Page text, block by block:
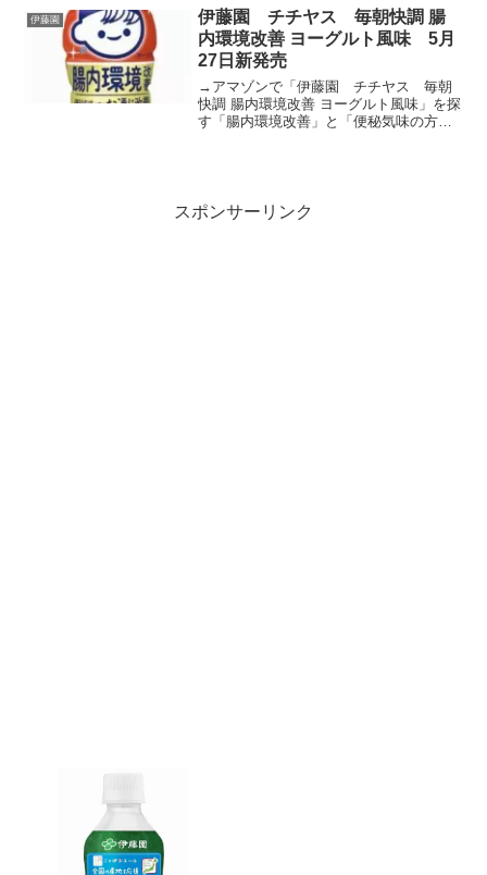
キャップを開けて振ることで、手軽に作
りたての味わいをお楽しみ...
伊藤園
伊藤園 チチヤス 毎朝快調 腸
内環境改善 ヨーグルト風味 5月
27日新発売
→アマゾンで「伊藤園 チチヤス 毎朝
快調 腸内環境改善 ヨーグルト風味」を探
す「腸内環境改善」と「便秘気味の方の
スポンサーリンク